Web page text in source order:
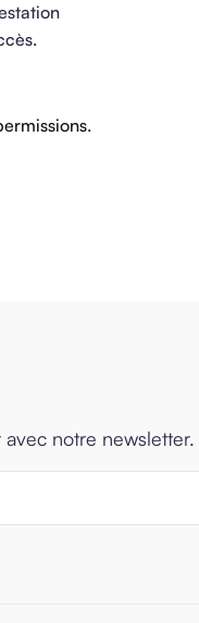
.
avec notre